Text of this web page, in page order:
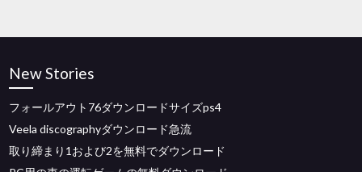
New Stories
フォールアウト76ダウンロードサイズps4
Veela discographyダウンロード急流
取り締まり1および2を無料でダウンロード